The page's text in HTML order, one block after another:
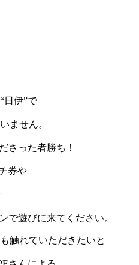
日伊”で
ません。
さった者勝ち！
券や
で遊びに来てください。
触れていただきたいと